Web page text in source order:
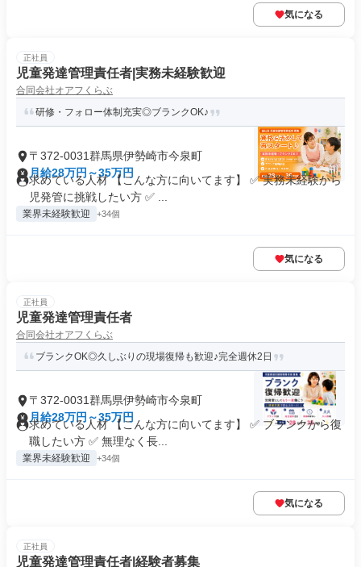
気になる
正社員
児童発達管理責任者|実務未経験歓迎
合同会社オアフくらぶ
研修・フォロー体制充実◎ブランクOK♪
〒372-0031群馬県伊勢崎市今泉町
月給28万円～35万円
求めている人材 【こんな方に向いてます】 ✅ 実務未経験から
児発管に挑戦したい方 ✅ ...
業界未経験歓迎 +34個
気になる
正社員
児童発達管理責任者
合同会社オアフくらぶ
ブランクOK◎久しぶりの現場復帰も歓迎♪完全週休2日
〒372-0031群馬県伊勢崎市今泉町
月給28万円～35万円
求めている人材 【こんな方に向いてます】 ✅ ブランクから復
職したい方 ✅ 無理なく長...
業界未経験歓迎 +34個
気になる
正社員
児童発達管理責任者|経験者募集